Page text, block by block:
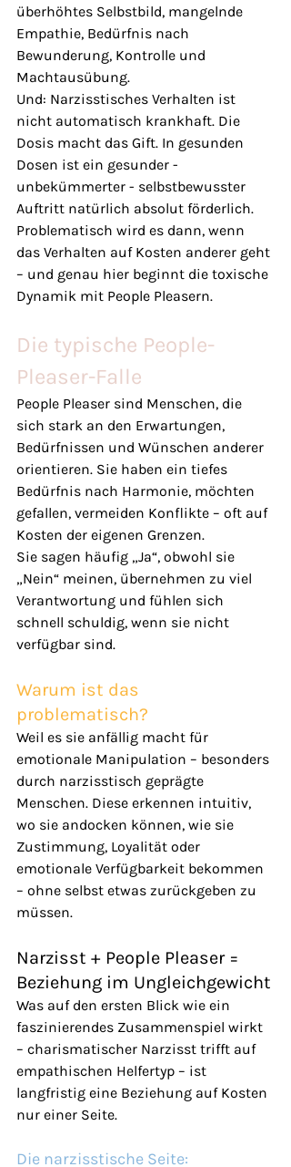
überhöhtes Selbstbild, mangelnde
Empathie, Bedürfnis nach
Bewunderung, Kontrolle und
Machtausübung.
Und: Narzisstisches Verhalten ist
nicht automatisch krankhaft. Die
Dosis macht das Gift. In gesunden
Dosen ist ein gesunder -
unbekümmerter - selbstbewusster
Auftritt natürlich absolut förderlich.
Problematisch wird es dann, wenn
das Verhalten auf Kosten anderer geht
– und genau hier beginnt die toxische
Dynamik mit People Pleasern.
Die typische People-
Pleaser-Falle
People Pleaser sind Menschen, die
sich stark an den Erwartungen,
Bedürfnissen und Wünschen anderer
orientieren. Sie haben ein tiefes
Bedürfnis nach Harmonie, möchten
gefallen, vermeiden Konflikte – oft auf
Kosten der eigenen Grenzen.
Sie sagen häufig „Ja“, obwohl sie
„Nein“ meinen, übernehmen zu viel
Verantwortung und fühlen sich
schnell schuldig, wenn sie nicht
verfügbar sind.
Warum ist das
problematisch?
Weil es sie anfällig macht für
emotionale Manipulation – besonders
durch narzisstisch geprägte
Menschen. Diese erkennen intuitiv,
wo sie andocken können, wie sie
Zustimmung, Loyalität oder
emotionale Verfügbarkeit bekommen
– ohne selbst etwas zurückgeben zu
müssen.
Narzisst + People Pleaser =
Beziehung im Ungleichgewicht
Was auf den ersten Blick wie ein
faszinierendes Zusammenspiel wirkt
– charismatischer Narzisst trifft auf
empathischen Helfertyp – ist
langfristig eine Beziehung auf Kosten
nur einer Seite.
Die narzisstische Seite: